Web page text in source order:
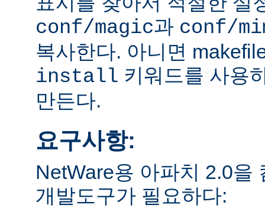
conf/magic과 conf/
복사한다. 아니면
install 키워드를 사용
만든다.
요구사항:
NetWare용 아파치 2.0을
개발도구가 필요하다: